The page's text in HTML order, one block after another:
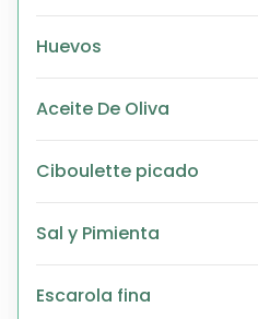
Huevos
Aceite De Oliva
Ciboulette picado
Sal y Pimienta
Escarola fina